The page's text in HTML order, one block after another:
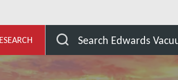
Search Edwards